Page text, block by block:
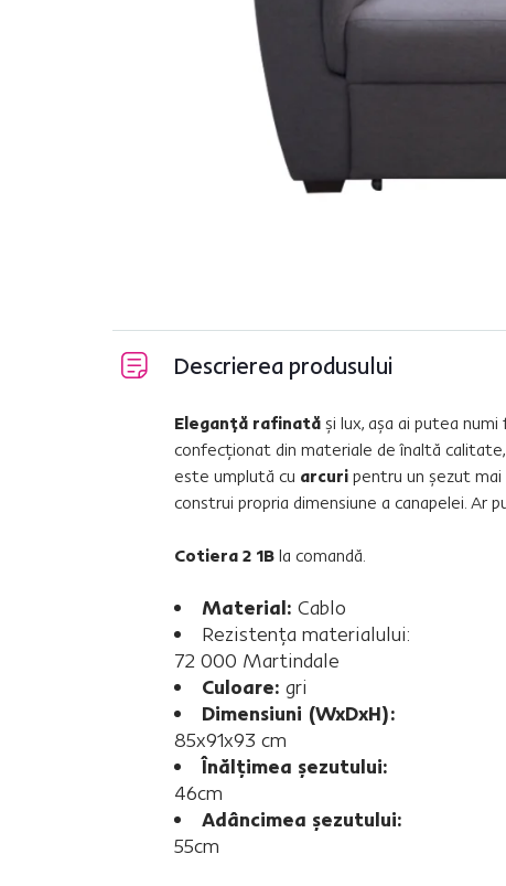
Descrierea produsului
Eleganţă rafinată şi lux, aşa ai putea
confecţionat din materiale de înaltă
este umplută cu arcuri pentru un şezut
construi propria dimensiune a canapelei. Ar
Cotiera 2 1B la comandă.
Material: Cablo
Rezistenţa materialului:
72 000 Martindale
Culoare: gri
Dimensiuni (WxDxH):
85x91x93 cm
Înălţimea şezutului:
46cm
Adâncimea şezutului:
55cm